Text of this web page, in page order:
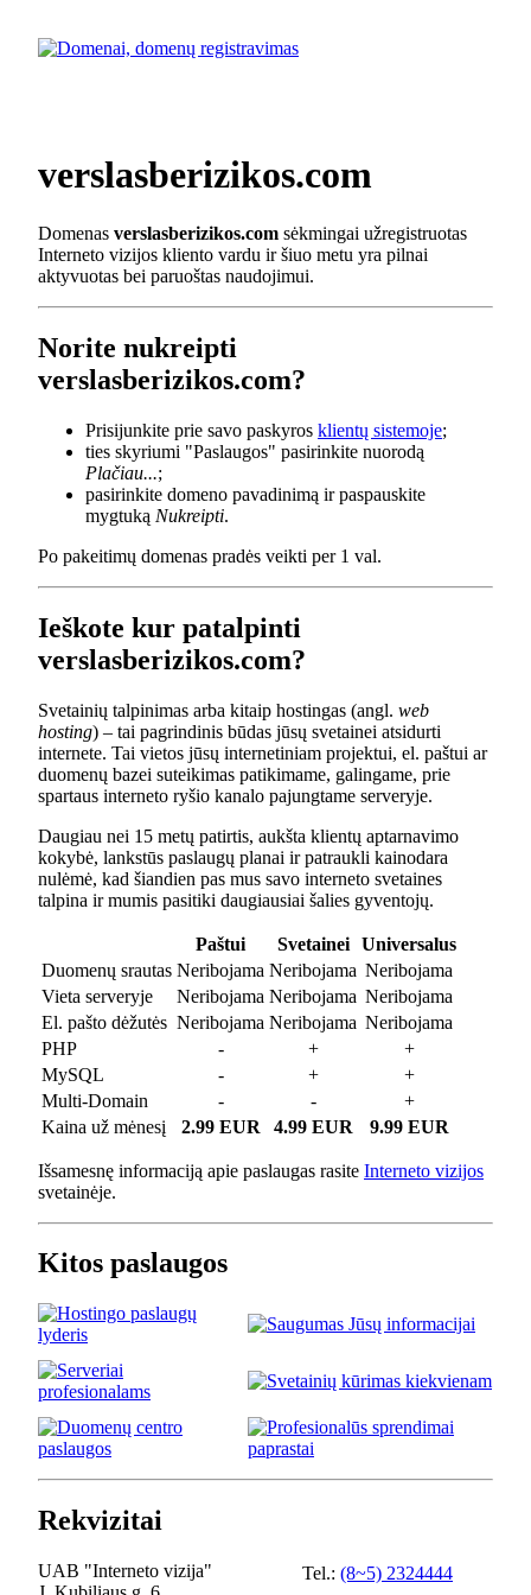
verslasberizikos.com
Domenas verslasberizikos.com sėkmingai užregistruotas
Interneto vizijos kliento vardu ir šiuo metu yra pilnai
aktyvuotas bei paruoštas naudojimui.
Norite nukreipti
verslasberizikos.com?
Prisijunkite prie savo paskyros klientų sistemoje;
ties skyriumi "Paslaugos" pasirinkite nuorodą
Plačiau...;
pasirinkite domeno pavadinimą ir paspauskite
mygtuką Nukreipti.
Po pakeitimų domenas pradės veikti per 1 val.
Ieškote kur patalpinti
verslasberizikos.com?
Svetainių talpinimas arba kitaip hostingas (angl. web
hosting) – tai pagrindinis būdas jūsų svetainei atsidurti
internete. Tai vietos jūsų internetiniam projektui, el. paštui ar
duomenų bazei suteikimas patikimame, galingame, prie
spartaus interneto ryšio kanalo pajungtame serveryje.
Daugiau nei 15 metų patirtis, aukšta klientų aptarnavimo
kokybė, lankstūs paslaugų planai ir patraukli kainodara
nulėmė, kad šiandien pas mus savo interneto svetaines
talpina ir mumis pasitiki daugiausiai šalies gyventojų.
Paštui Svetainei
Universalus
Duomenų srautas Neribojama Neribojama Neribojama
Vieta serveryje
Neribojama Neribojama Neribojama
El. pašto dėžutės Neribojama Neribojama Neribojama
PHP
- +
+
MySQL
- +
+
Multi-Domain
- -
+
Kaina už mėnesį
2.99 EUR 4.99 EUR 9.99 EUR
Išsamesnę informaciją apie paslaugas rasite Interneto vizijos
svetainėje.
Kitos paslaugos
Rekvizitai
UAB "Interneto vizija"
Tel.: (8~5) 2324444